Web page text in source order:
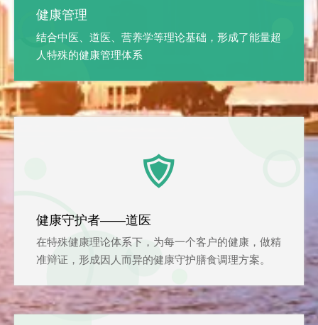
健康管理
结合中医、道医、营养学等理论基础，形成了能量超
人特殊的健康管理体系

健康守护者——道医
在特殊健康理论体系下，为每一个客户的健康，做精
准辩证，形成因人而异的健康守护膳食调理方案。